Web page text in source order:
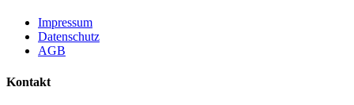
Impressum
Datenschutz
AGB
Kontakt